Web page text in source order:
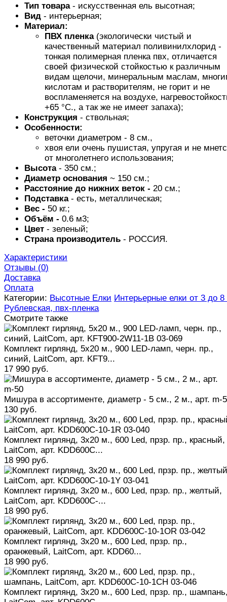
Тип товара- искусственная ель высотная;
Вид - интерьерная;
Материал:
ПВХ пленка(экологически чистый и
качественный материал поливинилхлорид -
тонкая полимерная пленка пвх, отличается
своей физической стойкостью к различным
видам щелочи, минеральным маслам,
кислотам и растворителям, не горит и не
воспламеняется на воздухе,
+65 °C., а так же не имеет запаха);
Конструкция - ствольная;
Особенности:
веточки диаметром - 8 см.,
хвоя ели очень пушистая, упругая и не
от многолетнего использования;
Высота- 350 см.;
Диаметр основания ~ 150 см.;
Расстояние до нижних веток - 20 см.;
Подставка- есть, металлическая;
Вес - 50 кг.;
Объём - 0.6 м3;
Цвет - зеленый;
Страна производитель - РОССИЯ.
Характеристики
Отзывы (0)
Доставка
Оплата
Категории: Высотные Елки Интерьерные елки от 3 до
Рублевская, пвх-пленка
Смотрите также
Комплект гирлянд, 5x20 м., 900 LED-ламп, черн. пр.,
cиний, LaitCom, арт. KFT9...
17 990 руб.
Мишура в ассортименте, диаметр - 5 см., 2 м., арт. m-
130 руб.
Комплект гирлянд, 3x20 м., 600 Led, прзр. пр., красный,
LaitCom, арт. KDD600C...
18 990 руб.
Комплект гирлянд, 3x20 м., 600 Led, прзр. пр., желтый,
LaitCom, арт. KDD600C-...
18 990 руб.
Комплект гирлянд, 3x20 м., 600 Led, прзр. пр.,
оранжевый, LaitCom, арт. KDD60...
18 990 руб.
Комплект гирлянд, 3x20 м., 600 Led, прзр. пр.,